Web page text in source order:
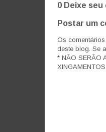
0 Deixe
Postar um
Os
deste blog. Se
* NÃO SERÃO